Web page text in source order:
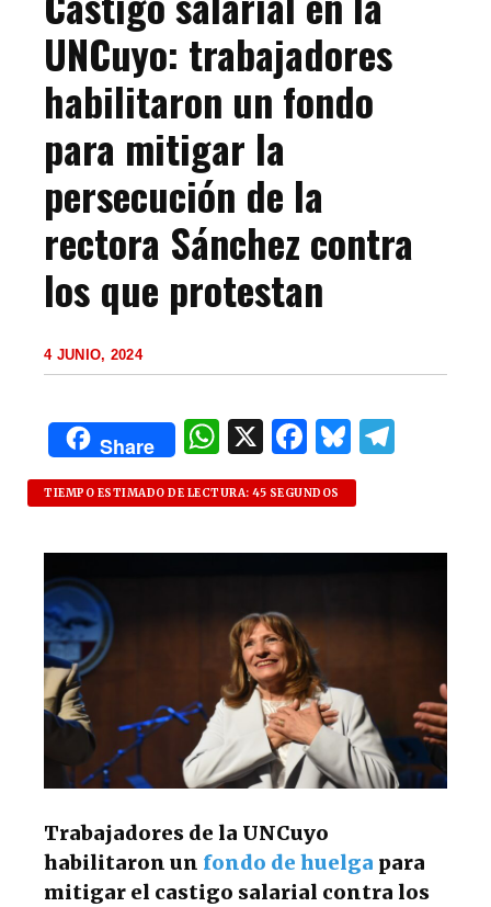
UNCuyo: trabajadores
habilitaron un fondo
para mitigar la
persecución de la
rectora Sánchez contra
los que protestan
4 JUNIO, 2024
Share
W
h
at
s
p
p
X F
a
c
e
o
o
k
B
lu
es
k g
TIEMPO ESTIMADO DE LECTURA: 45 SEGUNDOS
Trabajadores de la UNCuyo
habilitaron un fondo de huelga para
mitigar el castigo salarial contra los